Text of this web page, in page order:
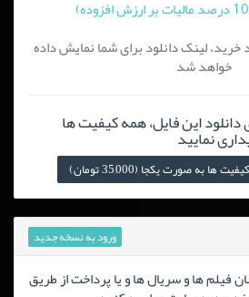
لینک دانلود برای شما نمایش داده
خواهد شد
این فایل، همه کیفیت ها
نمایید
به صورت یکجا (35,000 تومان)
ورود به نسخه جدید
فیلم ها و سریال ها و یا پرداخت از طریق